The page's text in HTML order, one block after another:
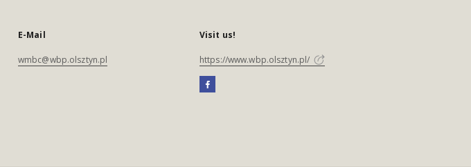
E-Mail
wmbc@wbp.olsztyn.pl
Visit us!
https://www.wbp.olsztyn.pl/